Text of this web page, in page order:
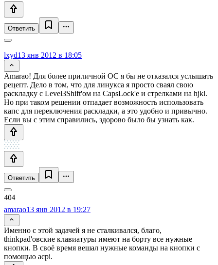
Ответить
lxyd13 янв 2012 в 18:05
Amarao! Для более приличной ОС я бы не отказался услышать
рецепт. Дело в том, что для линукса я просто сваял свою
раскладку с Level3Shift'ом на CapsLock'е и стрелками на hjkl.
Но при таком решении отпадает возможность использовать
капс для переключения раскладки, а это удобно и привычно.
Если вы с этим справились, здорово было бы узнать как.
Ответить
amarao13 янв 2012 в 19:27
Именно с этой задачей я не сталкивался, благо,
thinkpad'овские клавиатуры имеют на борту все нужные
кнопки. В своё время вешал нужные команды на кнопки с
помощью acpi.